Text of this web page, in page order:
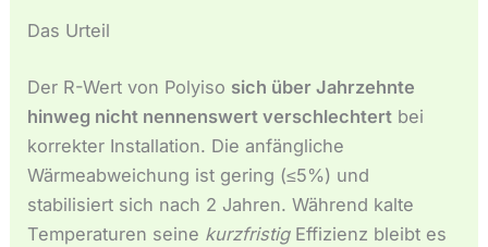
Das Urteil
Der R-Wert von Polyiso sich über Jahrzehnte
hinweg nicht nennenswert verschlechtert bei
korrekter Installation. Die anfängliche
Wärmeabweichung ist gering (≤5%) und
stabilisiert sich nach 2 Jahren. Während kalte
Temperaturen seine kurzfristigEffizienz bleibt es